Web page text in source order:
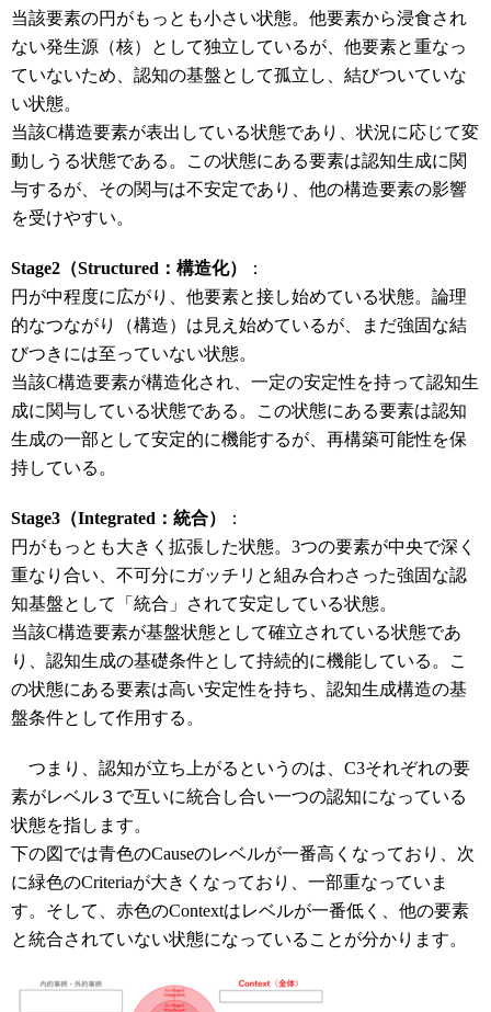
当該要素の円がもっとも小さい状態。他要素から浸食され
ない発生源（核）として独立しているが、他要素と重なっ
ていないため、認知の基盤として孤立し、結びついていな
い状態。
当該C構造要素が表出している状態であり、状況に応じて変
動しうる状態である。この状態にある要素は認知生成に関
与するが、その関与は不安定であり、他の構造要素の影響
を受けやすい。
Stage2（Structured：構造化）
：
円が中程度に広がり、他要素と接し始めている状態。論理
的なつながり（構造）は見え始めているが、まだ強固な結
びつきには至っていない状態。
当該C構造要素が構造化され、一定の安定性を持って認知生
成に関与している状態である。この状態にある要素は認知
生成の一部として安定的に機能するが、再構築可能性を保
持している。
Stage3（Integrated：統合）
：
円がもっとも大きく拡張した状態。3つの要素が中央で深く
重なり合い、不可分にガッチリと組み合わさった強固な認
知基盤として「統合」されて安定している状態。
当該C構造要素が基盤状態として確立されている状態であ
り、認知生成の基礎条件として持続的に機能している。こ
の状態にある要素は高い安定性を持ち、認知生成構造の基
盤条件として作用する。
つまり、認知が立ち上がるというのは、C3それぞれの要
素がレベル３で互いに統合し合い一つの認知になっている
状態を指します。
下の図では青色のCauseのレベルが一番高くなっており、次
に緑色のCriteriaが大きくなっており、一部重なっていま
す。そして、赤色のContextはレベルが一番低く、他の要素
と統合されていない状態になっていることが分かります。